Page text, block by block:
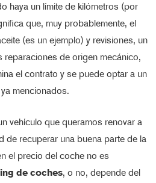
haya un límite de kilómetros (por
que, muy probablemente, el
(es un ejemplo) y revisiones, un
de origen mecánico,
el contrato y se puede optar a un
mencionados.
vehículo que queramos renovar a
recuperar una buena parte de la
el precio del coche no es
de coches, o no, depende del